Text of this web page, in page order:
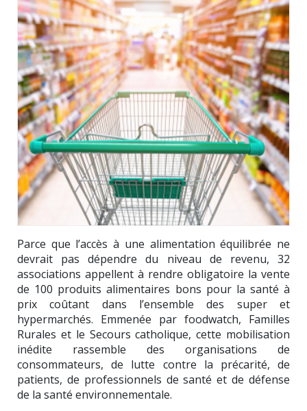
Parce que l’accès à une alimentation équilibrée ne
devrait pas dépendre du niveau de revenu, 32
associations appellent à rendre obligatoire la vente
de 100 produits alimentaires bons pour la santé à
prix coûtant dans l’ensemble des super et
hypermarchés. Emmenée par foodwatch, Familles
Rurales et le Secours catholique, cette mobilisation
inédite rassemble des organisations de
consommateurs, de lutte contre la précarité, de
patients, de professionnels de santé et de défense
de la santé environnementale.